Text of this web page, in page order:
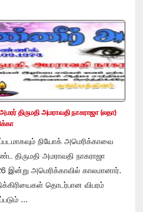
திருமதி அமராவதி நாகராஜா (லதா)
நியோக் அமெரிக்காவை
திருமதி அமராவதி நாகராஜா
இன்று அமெரிக்காவில் காலமானார்.
தொடர்பான விபரம்
…